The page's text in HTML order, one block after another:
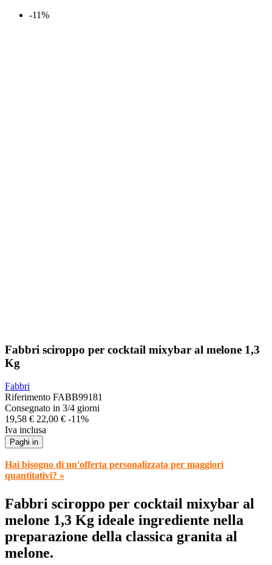
-11%
Fabbri sciroppo per cocktail mixybar al melone 1,3
Kg
Fabbri
Riferimento FABB99181
Consegnato in 3/4 giorni
19,58 € 22,00 € -11%
Iva inclusa
Paghi in
Hai bisogno di un'offerta personalizzata per maggiori
quantitativi? »
Fabbri sciroppo per cocktail mixybar al
melone 1,3 Kg ideale ingrediente nella
preparazione della classica granita al
melone.